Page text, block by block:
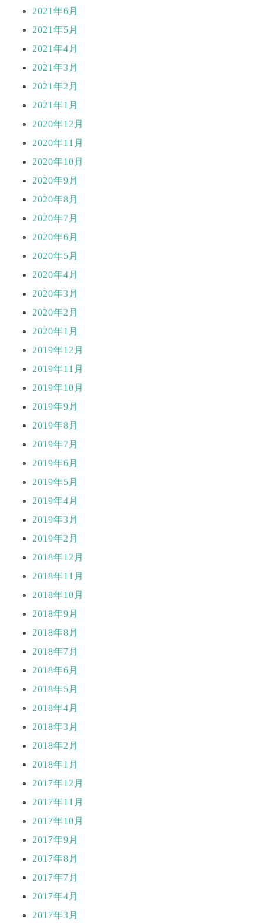
2021年6月
2021年5月
2021年4月
2021年3月
2021年2月
2021年1月
2020年12月
2020年11月
2020年10月
2020年9月
2020年8月
2020年7月
2020年6月
2020年5月
2020年4月
2020年3月
2020年2月
2020年1月
2019年12月
2019年11月
2019年10月
2019年9月
2019年8月
2019年7月
2019年6月
2019年5月
2019年4月
2019年3月
2019年2月
2018年12月
2018年11月
2018年10月
2018年9月
2018年8月
2018年7月
2018年6月
2018年5月
2018年4月
2018年3月
2018年2月
2018年1月
2017年12月
2017年11月
2017年10月
2017年9月
2017年8月
2017年7月
2017年4月
2017年3月